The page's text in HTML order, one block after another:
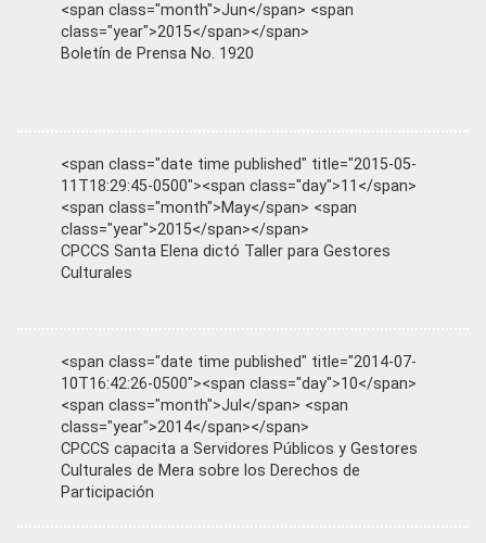
<span class="month">Jun</span> <span
class="year">2015</span></span>
Boletín de Prensa No. 1920
<span class="date time published" title="2015-05-
11T18:29:45-0500"><span class="day">11</span>
<span class="month">May</span> <span
class="year">2015</span></span>
CPCCS Santa Elena dictó Taller para Gestores
Culturales
<span class="date time published" title="2014-07-
10T16:42:26-0500"><span class="day">10</span>
<span class="month">Jul</span> <span
class="year">2014</span></span>
CPCCS capacita a Servidores Públicos y Gestores
Culturales de Mera sobre los Derechos de
Participación